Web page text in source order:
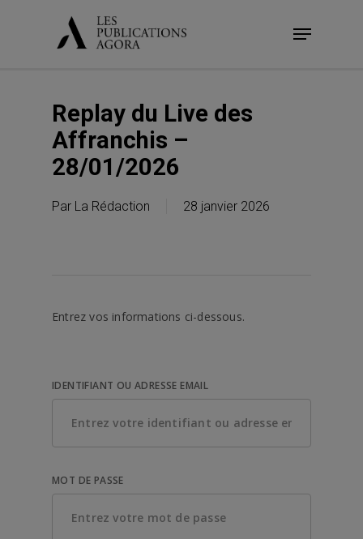
Menu
Replay du Live des
Affranchis –
28/01/2026
Par La Rédaction 28 janvier 2026
Entrez vos informations ci-dessous.
IDENTIFIANT OU ADRESSE EMAIL
MOT DE PASSE